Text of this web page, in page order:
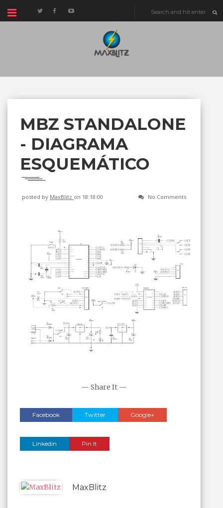
MBZ STANDALONE
- DIAGRAMA
ESQUEMÁTICO
posted by MaxBlitz on 18:18:00 No Comments
— Share It —
Facebook Twitter Google+
Linkedin Pin It
MaxBlitz